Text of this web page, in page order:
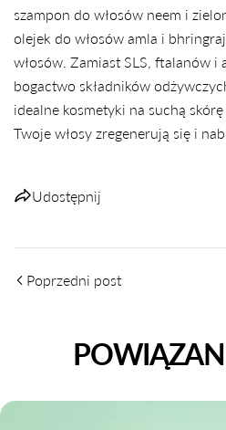
szampon do włosów neem i
olejek do włosów amla i
włosów. Zamiast SLS, ftalanów i
bogactwo składników
idealne kosmetyki na suchą
Twoje włosy zregenerują się i
Udostępnij
Poprzedni post